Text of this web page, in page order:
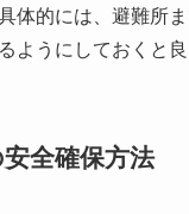
体的には、避難所
ようにしておくと良
全確保方法